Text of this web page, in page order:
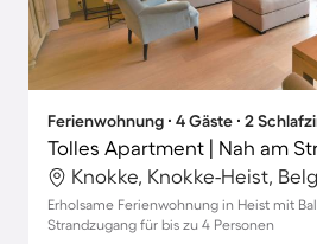
Ferienwohnung ∙ 4 Gäste ∙ 2
Tolles Apartment | Nah am
Knokke, Knokke-Heist,
Erholsame Ferienwohnung in Heist mit
Strandzugang für bis zu 4 Personen